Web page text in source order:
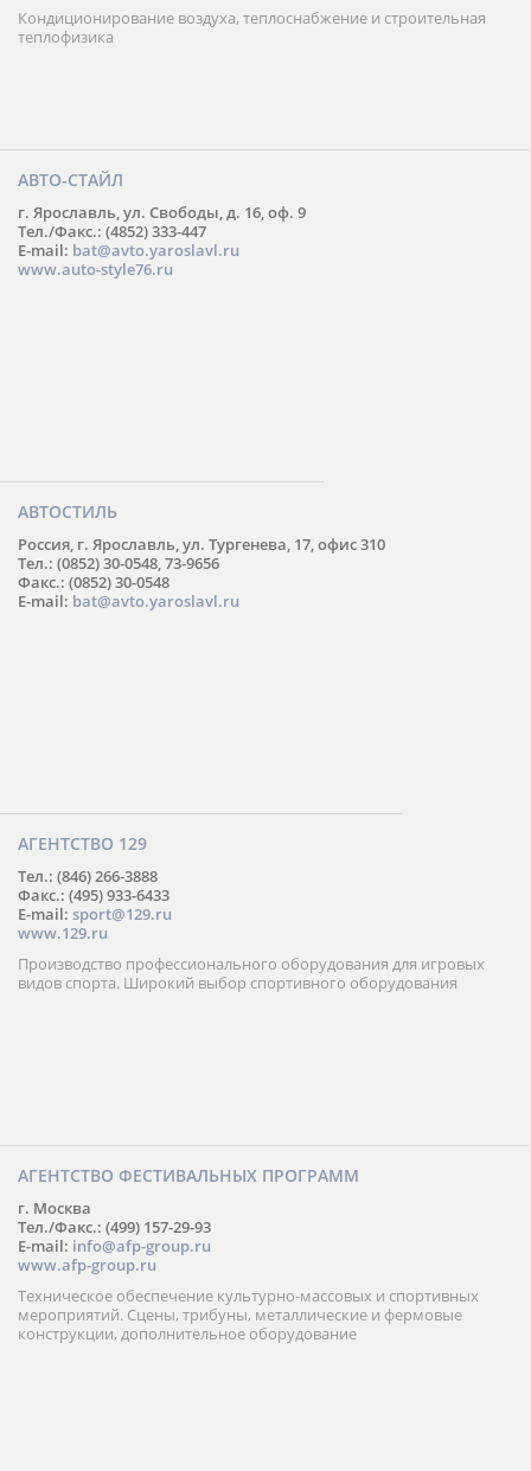
Кондиционирование воздуха, теплоснабжение и строительная
теплофизика
АВТО-СТАЙЛ
г. Ярославль, ул. Свободы, д. 16, оф. 9
Тел./Факс.: (4852) 333-447
E-mail: bat@avto.yaroslavl.ru
www.auto-style76.ru
АВТОСТИЛЬ
Россия, г. Ярославль, ул. Тургенева, 17, офис 310
Тел.: (0852) 30-0548, 73-9656
Факс.: (0852) 30-0548
E-mail: bat@avto.yaroslavl.ru
АГЕНТСТВО 129
Тел.: (846) 266-3888
Факс.: (495) 933-6433
E-mail: sport@129.ru
www.129.ru
Производство профессионального оборудования для игровых
видов спорта. Широкий выбор спортивного оборудования
АГЕНТСТВО ФЕСТИВАЛЬНЫХ ПРОГРАММ
г. Москва
Тел./Факс.: (499) 157-29-93
E-mail: info@afp-group.ru
www.afp-group.ru
Техническое обеспечение культурно-массовых и спортивных
мероприятий. Сцены, трибуны, металлические и фермовые
конструкции, дополнительное оборудование